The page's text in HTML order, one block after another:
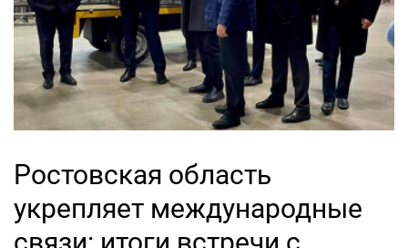
Ростовская область
укрепляет международные